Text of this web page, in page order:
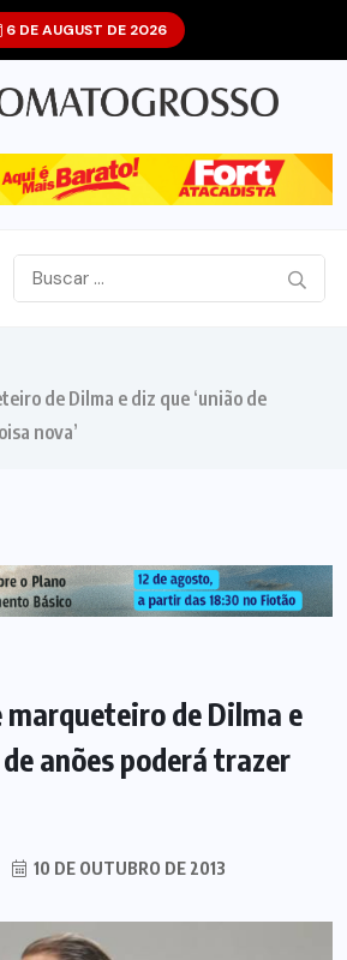
6 DE AUGUST DE 2026
de Dilma e diz que ‘união de
nova’
de Dilma e
anões poderá trazer
10 DE OUTUBRO DE 2013